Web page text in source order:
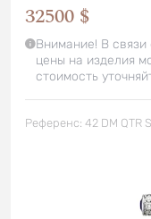
32500 $
Внимание! В связи
цены на изделия
стоимость
Референс: 42 DM QTR